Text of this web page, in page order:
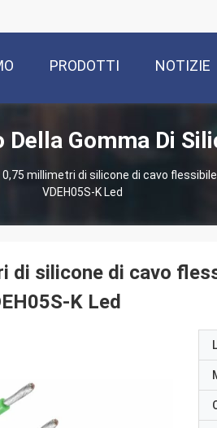
PRODOTTI NOTIZIE
Gomma Di
0,75 millimetri di silicone di cavo
VDEH05S-K Led
di silicone di cavo
K Led